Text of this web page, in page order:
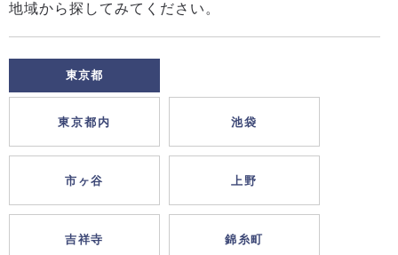
地域から探してみてください。
東京都
東京都内 池袋
市ヶ谷 上野
吉祥寺 錦糸町